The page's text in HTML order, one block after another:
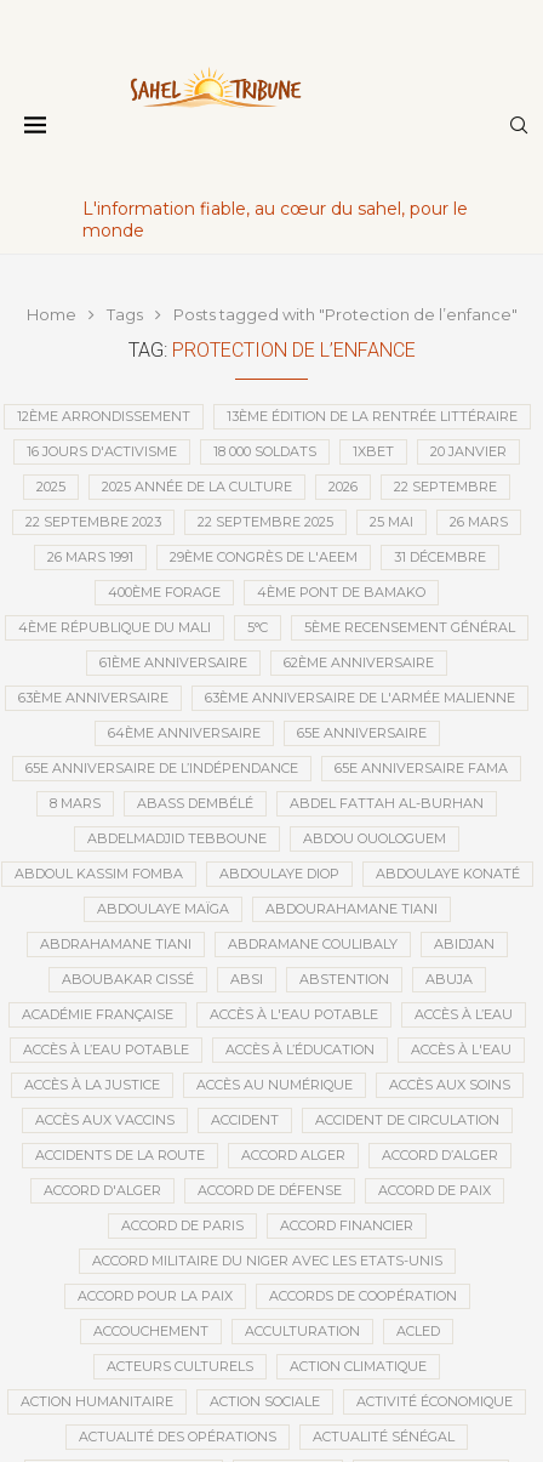
L'information fiable, au cœur du sahel, pour le
monde
Home Tags Posts tagged with "Protection de l’enfance"
TAG: PROTECTION DE L’ENFANCE
12ÈME ARRONDISSEMENT 13ÈME ÉDITION DE LA RENTRÉE LITTÉRAIRE
16 JOURS D'ACTIVISME 18 000 SOLDATS 1XBET 20 JANVIER
2025 2025 ANNÉE DE LA CULTURE 2026 22 SEPTEMBRE
22 SEPTEMBRE 2023 22 SEPTEMBRE 2025 25 MAI 26 MARS
26 MARS 1991 29ÈME CONGRÈS DE L'AEEM 31 DÉCEMBRE
400ÈME FORAGE 4ÈME PONT DE BAMAKO
4ÈME RÉPUBLIQUE DU MALI 5°C 5ÈME RECENSEMENT GÉNÉRAL
61ÈME ANNIVERSAIRE 62ÈME ANNIVERSAIRE
63ÈME ANNIVERSAIRE 63ÈME ANNIVERSAIRE DE L'ARMÉE MALIENNE
64ÈME ANNIVERSAIRE 65E ANNIVERSAIRE
65E ANNIVERSAIRE DE L’INDÉPENDANCE 65E ANNIVERSAIRE FAMA
8 MARS ABASS DEMBÉLÉ ABDEL FATTAH AL-BURHAN
ABDELMADJID TEBBOUNE ABDOU OUOLOGUEM
ABDOUL KASSIM FOMBA ABDOULAYE DIOP ABDOULAYE KONATÉ
ABDOULAYE MAÏGA ABDOURAHAMANE TIANI
ABDRAHAMANE TIANI ABDRAMANE COULIBALY ABIDJAN
ABOUBAKAR CISSÉ ABSI ABSTENTION ABUJA
ACADÉMIE FRANÇAISE ACCÈS À L'EAU POTABLE ACCÈS À L’EAU
ACCÈS À L’EAU POTABLE ACCÈS À L’ÉDUCATION ACCÈS À L'EAU
ACCÈS À LA JUSTICE ACCÈS AU NUMÉRIQUE ACCÈS AUX SOINS
ACCÈS AUX VACCINS ACCIDENT ACCIDENT DE CIRCULATION
ACCIDENTS DE LA ROUTE ACCORD ALGER ACCORD D’ALGER
ACCORD D'ALGER ACCORD DE DÉFENSE ACCORD DE PAIX
ACCORD DE PARIS ACCORD FINANCIER
ACCORD MILITAIRE DU NIGER AVEC LES ETATS-UNIS
ACCORD POUR LA PAIX ACCORDS DE COOPÉRATION
ACCOUCHEMENT ACCULTURATION ACLED
ACTEURS CULTURELS ACTION CLIMATIQUE
ACTION HUMANITAIRE ACTION SOCIALE ACTIVITÉ ÉCONOMIQUE
ACTUALITÉ DES OPÉRATIONS ACTUALITÉ SÉNÉGAL